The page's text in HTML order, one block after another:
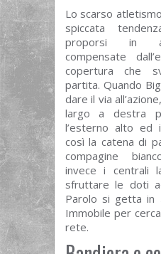
Lo scarso
spiccata
proporsi in
compensate
copertura che
partita. Quando
dare il via
largo a destra
l’esterno alto ed
così la catena di
compagine
invece i centrali
sfruttare le doti
Parolo si getta in
Immobile per
rete.